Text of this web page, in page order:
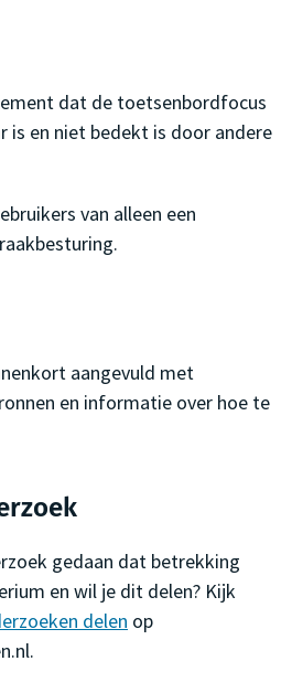
dat de toetsenbordfocus
is en niet bedekt is door andere
van alleen een
aangevuld met
en informatie over hoe te
gedaan dat betrekking
en wil je dit delen? Kijk
delen op